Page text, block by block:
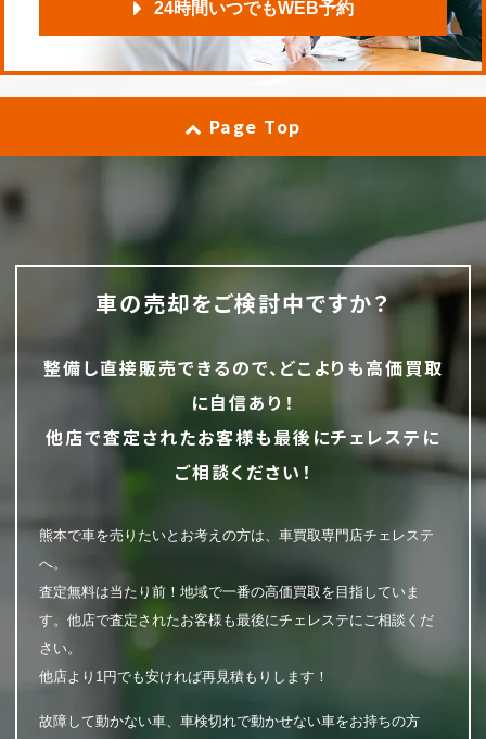
24時間いつでもWEB予約
Page Top
車の売却をご検討中ですか？
整備し直接販売できるので、どこよりも高価買取
に自信あり！
他店で査定されたお客様も最後にチェレステに
ご相談ください！
熊本で車を売りたいとお考えの方は、車買取専門店チェレステ
へ。
査定無料は当たり前！地域で一番の高価買取を目指していま
す。他店で査定されたお客様も最後にチェレステにご相談くだ
さい。
他店より1円でも安ければ再見積もりします！
故障して動かない車、車検切れで動かせない車をお持ちの方